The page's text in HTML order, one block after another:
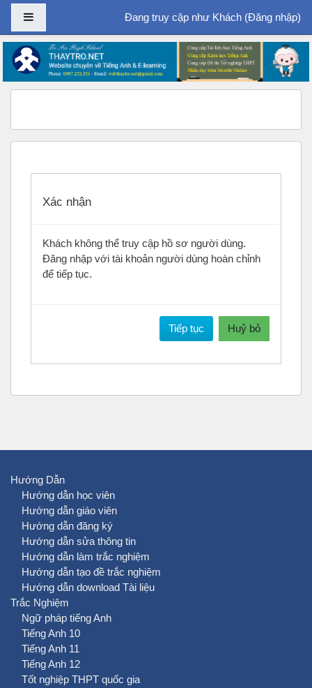
Chuyển tới nội dung chính
Bảng điều khiển cạnhĐang truy cập như Khách (Đăng nhập)
Xác nhận
Khách không thể truy cập hồ sơ người dùng.
Đăng nhập với tài khoản người dùng hoàn chỉnh
để tiếp tục.
Tiếp tục Huỷ bỏ
Hướng Dẫn
Hướng dẫn học viên
Hướng dẫn giáo viên
Hướng dẫn đăng ký
Hướng dẫn sửa thông tin
Hướng dẫn làm trắc nghiệm
Hướng dẫn tạo đề trắc nghiệm
Hướng dẫn download Tài liệu
Trắc Nghiệm
Ngữ pháp tiếng Anh
Tiếng Anh 10
Tiếng Anh 11
Tiếng Anh 12
Tốt nghiệp THPT quốc gia